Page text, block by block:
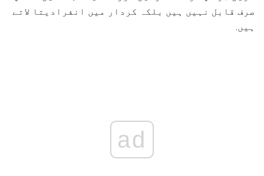
صرف قابل نہیں ہیں بلکہ کردار میں انفرادیتا لاتے
ہیں.
ad